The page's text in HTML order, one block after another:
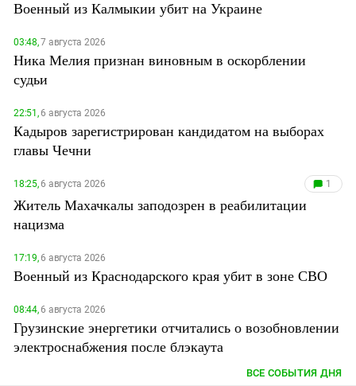
Военный из Калмыкии убит на Украине
03:48,7 августа 2026
Ника Мелия признан виновным в оскорблении
судьи
22:51,6 августа 2026
Кадыров зарегистрирован кандидатом на выборах
главы Чечни
18:25,6 августа 2026 1
Житель Махачкалы заподозрен в реабилитации
нацизма
17:19,6 августа 2026
Военный из Краснодарского края убит в зоне СВО
08:44,6 августа 2026
Грузинские энергетики отчитались о возобновлении
электроснабжения после блэкаута
ВСЕ СОБЫТИЯ ДНЯ